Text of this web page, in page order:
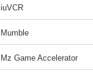
iuVCR
Mumble
Mz Game Accelerator